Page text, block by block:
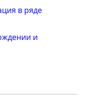
в ряде
и